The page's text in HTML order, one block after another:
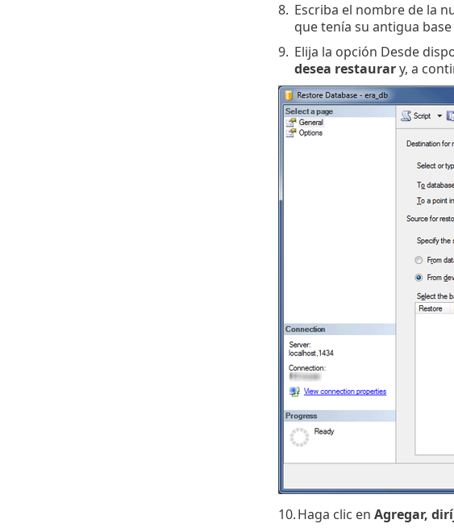
8. Escriba el nombre de la
que tenía su antigua
9. Elija la opción Desde
desea restaurary, a
10.Haga clic en Agregar,